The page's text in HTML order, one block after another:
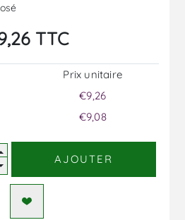
TTC
Prix ​​unitaire
€9,26
€9,08
AJOUTER